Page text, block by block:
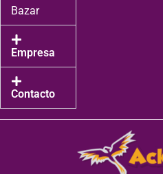
Bazar
Empresa
Contacto